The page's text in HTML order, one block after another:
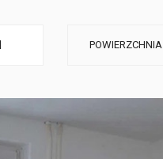
POWIERZCHNIA